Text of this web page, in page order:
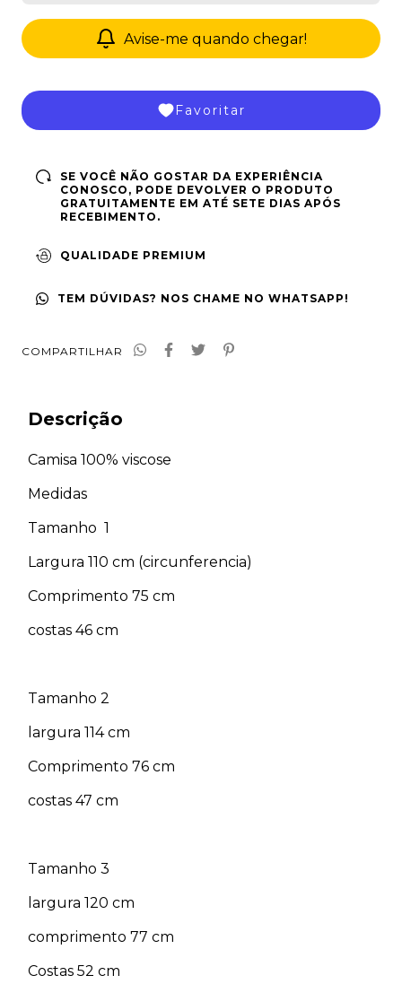
Avise-me quando chegar!
Favoritar
SE VOCÊ NÃO GOSTAR DA EXPERIÊNCIA
CONOSCO, PODE DEVOLVER O PRODUTO
GRATUITAMENTE EM ATÉ SETE DIAS APÓS
RECEBIMENTO.
QUALIDADE PREMIUM
TEM DÚVIDAS? NOS CHAME NO WHATSAPP!
COMPARTILHAR
Descrição
Camisa 100% viscose
Medidas
Tamanho 1
Largura 110 cm (circunferencia)
Comprimento 75 cm
costas 46 cm
Tamanho 2
largura 114 cm
Comprimento 76 cm
costas 47 cm
Tamanho 3
largura 120 cm
comprimento 77 cm
Costas 52 cm